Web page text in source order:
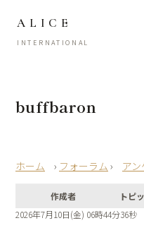
ALICE
INTERNATIONAL
buffbaron
› フォーラム › ア
作成者
トピ
2026年7月10日(金) 06時44分36秒